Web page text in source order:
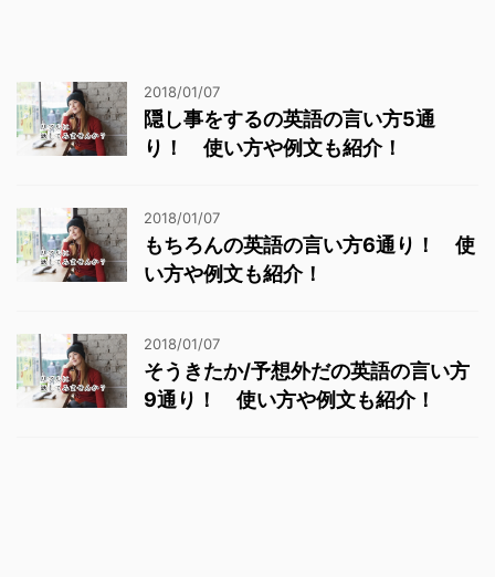
2018/01/07
隠し事をするの英語の言い方5通
り！ 使い方や例文も紹介！
2018/01/07
もちろんの英語の言い方6通り！ 使
い方や例文も紹介！
2018/01/07
そうきたか/予想外だの英語の言い方
9通り！ 使い方や例文も紹介！